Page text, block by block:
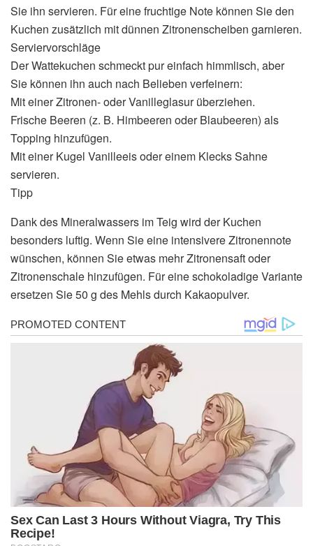
Sie ihn servieren. Für eine fruchtige Note können Sie den
Kuchen zusätzlich mit dünnen Zitronenscheiben garnieren.
Serviervorschläge
Der Wattekuchen schmeckt pur einfach himmlisch, aber
Sie können ihn auch nach Belieben verfeinern:
Mit einer Zitronen- oder Vanilleglasur überziehen.
Frische Beeren (z. B. Himbeeren oder Blaubeeren) als
Topping hinzufügen.
Mit einer Kugel Vanilleeis oder einem Klecks Sahne
servieren.
Tipp
Dank des Mineralwassers im Teig wird der Kuchen
besonders luftig. Wenn Sie eine intensivere Zitronennote
wünschen, können Sie etwas mehr Zitronensaft oder
Zitronenschale hinzufügen. Für eine schokoladige Variante
ersetzen Sie 50 g des Mehls durch Kakaopulver.